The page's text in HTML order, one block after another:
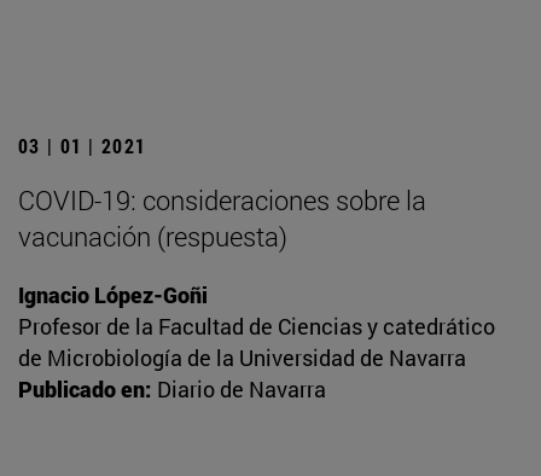
03 | 01 | 2021
COVID-19: consideraciones sobre la
vacunación (respuesta)
Ignacio López-Goñi
Profesor de la Facultad de Ciencias y catedrático
de Microbiología de la Universidad de Navarra
Publicado en: Diario de Navarra